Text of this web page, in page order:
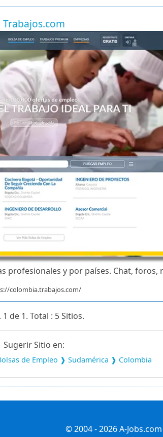
Trabajos.com
profesionales y por países. Chat, foros,
colombia.trabajos.com/
1 de 1. Total : 5 Sitios.
Sugerir Sitio en:
de Empleo ❱ Sudamérica ❱ Colombia
© 2004 - 2026 A-Jobs.com